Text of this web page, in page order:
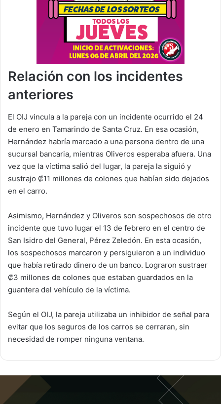
Relación con los incidentes
anteriores
El OIJ vincula a la pareja con un incidente ocurrido el 24
de enero en Tamarindo de Santa Cruz. En esa ocasión,
Hernández habría marcado a una persona dentro de una
sucursal bancaria, mientras Oliveros esperaba afuera. Una
vez que la víctima salió del lugar, la pareja la siguió y
sustrajo ₡11 millones de colones que habían sido dejados
en el carro.
Asimismo, Hernández y Oliveros son sospechosos de otro
incidente que tuvo lugar el 13 de febrero en el centro de
San Isidro del General, Pérez Zeledón. En esta ocasión,
los sospechosos marcaron y persiguieron a un individuo
que había retirado dinero de un banco. Lograron sustraer
₡3 millones de colones que estaban guardados en la
guantera del vehículo de la víctima.
Según el OIJ, la pareja utilizaba un inhibidor de señal para
evitar que los seguros de los carros se cerraran, sin
necesidad de romper ninguna ventana.